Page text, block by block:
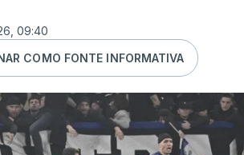
09:40
COMO FONTE INFORMATIVA